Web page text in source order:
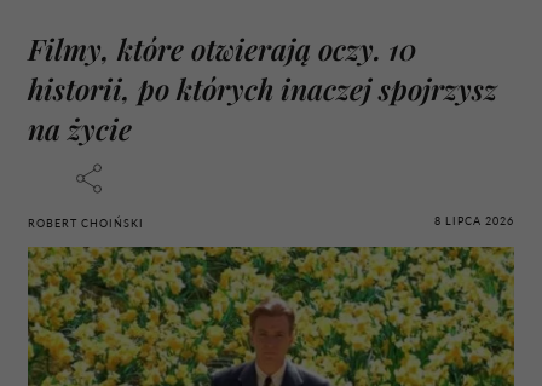
Filmy, które otwierają oczy. 10
historii, po których inaczej spojrzysz
na życie
ROBERT CHOIŃSKI 8 LIPCA 2026